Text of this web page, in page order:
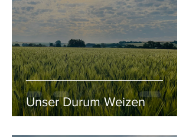
Unser Durum Weizen